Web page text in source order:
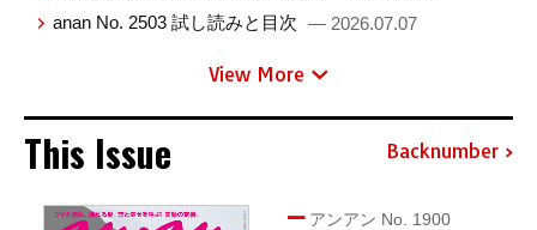
anan No. 2503 試し読みと目次 — 2026.07.07
View More
This Issue Backnumber
アンアン No. 1900